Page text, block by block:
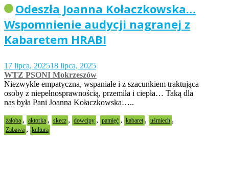
Odeszła Joanna Kołaczkowska…
Wspomnienie audycji nagranej z
Kabaretem HRABI
17 lipca, 202518 lipca, 2025
WTZ PSONI Mokrzeszów
Niezwykle empatyczna, wspaniale i z szacunkiem traktująca
osoby z niepełnosprawnością, przemiła i ciepła… Taką dla
nas była Pani Joanna Kołaczkowska…..
żałoba , aktorka , skecz , dowcipy , pamięć , kabaret , uśmiech ,
Zabawa , kultura